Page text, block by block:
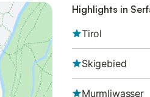
Highlights in
Tirol
Skigebied
Murmliwasser